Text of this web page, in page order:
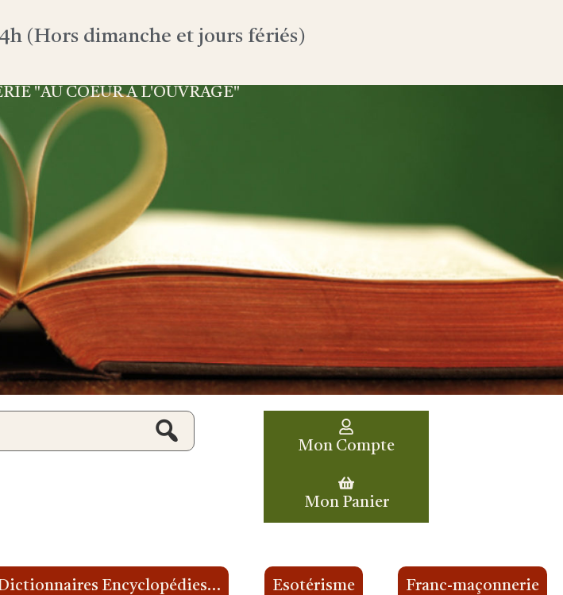
(Hors dimanche et jours fériés)
"AU COEUR À L'OUVRAGE"
Mon Compte
Mon Panier
Encyclopédies… Esotérisme Franc-maçonnerie